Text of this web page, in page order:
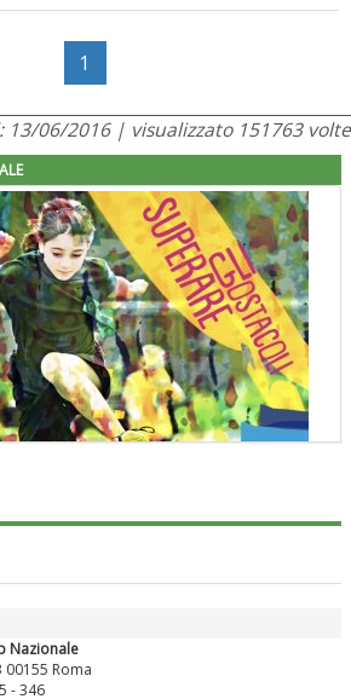
1
13/06/2016 | visualizzato 151763 volte
la relazione di Tiziano Pesce al CN Uisp
Nazionale
00155 Roma
- 346